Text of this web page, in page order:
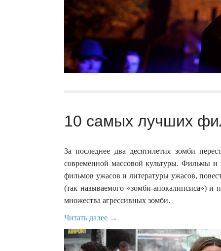
10 самых лучших
За последнее два десятилетия зомби
современной массовой культуры. Фильмы
фильмов ужасов и литературы ужасов,
(так называемого «зомби-апокалипсиса»)
множества агрессивных зомби.
Читать далее →